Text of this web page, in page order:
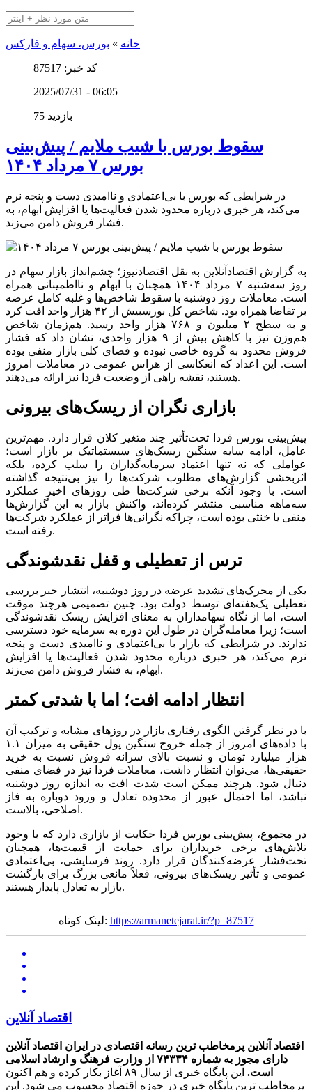
خانه » بورس، سهام و فارکس
کد خبر: 87517
2025/07/31 - 06:05
75 بازدید
سقوط بورس با شیب ملایم / پیش‌بینی
بورس ۷ مرداد ۱۴۰۴
در شرایطی که بورس با بی‌اعتمادی و ناامیدی دست و پنجه نرم
می‌کند، هر خبری درباره محدود شدن فعالیت‌ها یا افزایش ابهام، به
فشار فروش دامن می‌زند.
به گزارش اقتصادآنلاین به نقل اقتصادنیوز؛ چشم‌انداز بازار سهام در
روز سه‌شنبه ۷ مرداد ۱۴۰۴ همچنان با ابهام و نااطمینانی همراه
است. معاملات روز دوشنبه با سقوط شاخص‌ها و غلبه کامل عرضه
بر تقاضا همراه بود. شاخص کل بورسبیش از ۴۲ هزار واحد افت کرد
و به سطح ۲ میلیون و ۷۶۸ هزار واحد رسید. هم‌زمان شاخص
هم‌وزن نیز با کاهش بیش از ۹ هزار واحدی، نشان داد که فشار
فروش محدود به گروه خاصی نبوده و فضای کلی بازار منفی بوده
است. این اعداد که انعکاسی از هراس عمومی در معاملات امروز
هستند، نقشه راهی از وضعیت فردا نیز ارائه می‌دهند.
بازاری نگران از ریسک‌های بیرونی
پیش‌بینی بورس فردا تحت‌تأثیر چند متغیر کلان قرار دارد. مهم‌ترین
عامل، ادامه سایه سنگین ریسک‌های سیستماتیک بر بازار است؛
عواملی که نه تنها اعتماد سرمایه‌گذاران را سلب کرده، بلکه
اثربخشی گزارش‌های مطلوب شرکت‌ها را نیز بی‌نتیجه گذاشته
است. با وجود آنکه برخی شرکت‌ها طی روز‌های اخیر عملکرد
سه‌ماهه مناسبی منتشر کرده‌اند، واکنش بازار به این گزارش‌ها
منفی یا خنثی بوده است، چراکه نگرانی‌ها فراتر از عملکرد شرکت‌ها
رفته است.
ترس از تعطیلی و قفل نقدشوندگی
یکی از محرک‌های تشدید عرضه در روز دوشنبه، انتشار خبر بررسی
تعطیلی یک‌هفته‌ای توسط دولت بود. چنین تصمیمی هرچند موقت
است، اما از نگاه سهامداران به معنای افزایش ریسک نقدشوندگی
است؛ زیرا معامله‌گران در طول این دوره به سرمایه خود دسترسی
ندارند. در شرایطی که بازار با بی‌اعتمادی و ناامیدی دست و پنجه
نرم می‌کند، هر خبری درباره محدود شدن فعالیت‌ها یا افزایش
ابهام، به فشار فروش دامن می‌زند.
انتظار ادامه افت؛ اما با شدتی کمتر
با در نظر گرفتن الگوی رفتاری بازار در روز‌های مشابه و ترکیب آن
با داده‌های امروز از جمله خروج سنگین پول حقیقی به میزان ۱.۱
هزار میلیارد تومان و نسبت بالای سرانه فروش نسبت به خرید
حقیقی‌ها، می‌توان انتظار داشت، معاملات فردا نیز در فضای منفی
دنبال شود. هرچند ممکن است شدت افت به اندازه روز دوشنبه
نباشد، اما احتمال عبور از محدوده تعادل و ورود دوباره به فاز
اصلاحی، بالاست.
در مجموع، پیش‌بینی بورس فردا حکایت از بازاری دارد که با وجود
تلاش‌های برخی خریداران برای حمایت از قیمت‌ها، همچنان
تحت‌فشار عرضه‌کنندگان قرار دارد. روند فرسایشی، بی‌اعتمادی
عمومی و تأثیر ریسک‌های بیرونی، فعلاً مانعی بزرگ برای بازگشت
بازار به تعادل پایدار هستند.
لینک کوتاه: https://armanetejarat.ir/?p=87517
اقتصاد آنلاین
اقتصاد آنلاین پرمخاطب ترین رسانه اقتصادی در ایران اقتصاد آنلاین
دارای مجوز به شماره ۷۴۳۳۴ از وزارت فرهنگ و ارشاد اسلامی
است.
این پایگاه خبری از سال ۸۹ آغاز بکار کرده و هم اکنون
پرمخاطب ترین پایگاه خبری در حوزه اقتصاد محسوب می شود. این